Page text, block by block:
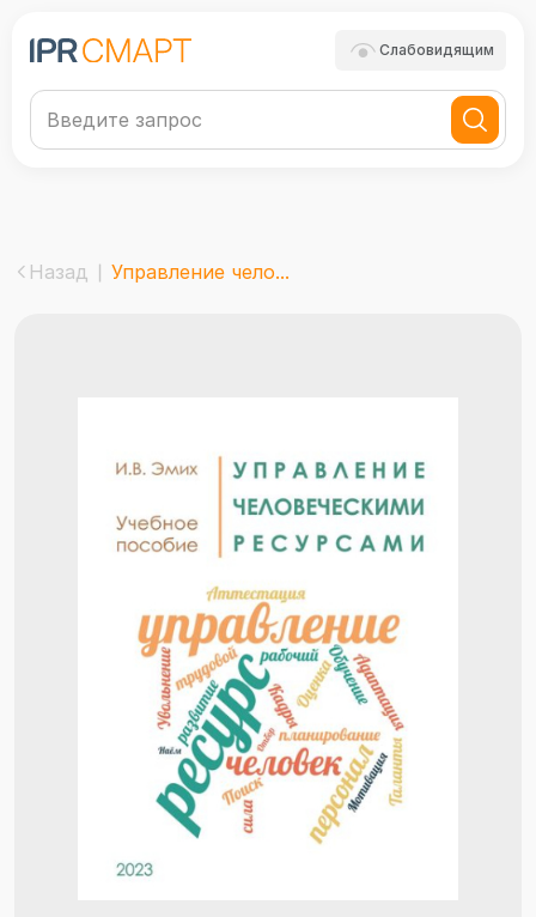
Слабовидящим
Назад Управление чело...